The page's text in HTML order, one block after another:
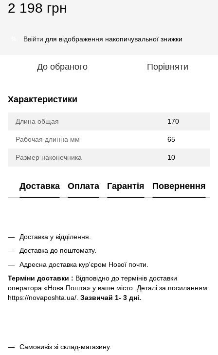
2 198 грн
Ввійти для відображення накопичувальної знижки
До обраного Порівняти
Характеристики
Длина общая 170
Рабочая длинна мм 65
Размер наконечника 10
Доставка Оплата Гарантія Повернення
Доставка у відділення.
Доставка до поштомату.
Адресна доставка кур'єром Нової почти.
Терміни доставки : Відповідно до термінів доставки
оператора «Нова Пошта» у ваше місто. Деталі за посиланням:
https://novaposhta.ua/. Зазвичай 1- 3 дні.
Самовивіз зі склад-магазину.